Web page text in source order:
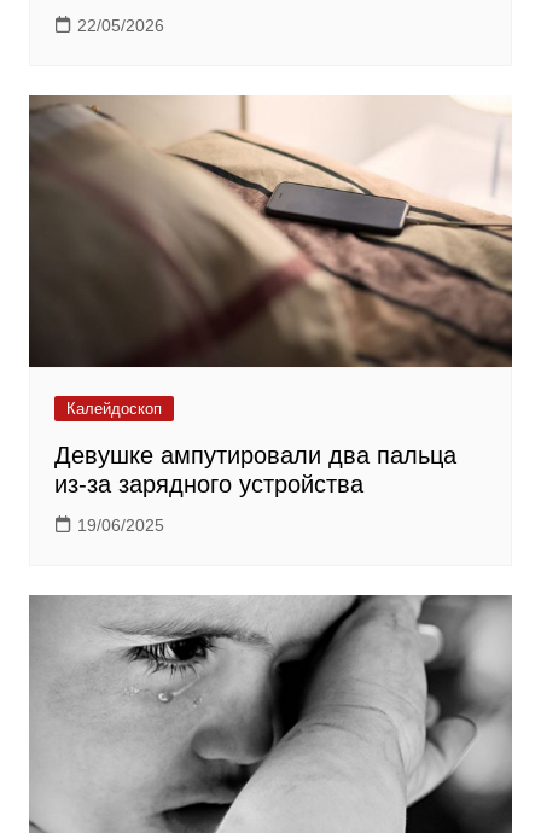
22/05/2026
Калейдоскоп
Девушке ампутировали два пальца
из-за зарядного устройства
19/06/2025